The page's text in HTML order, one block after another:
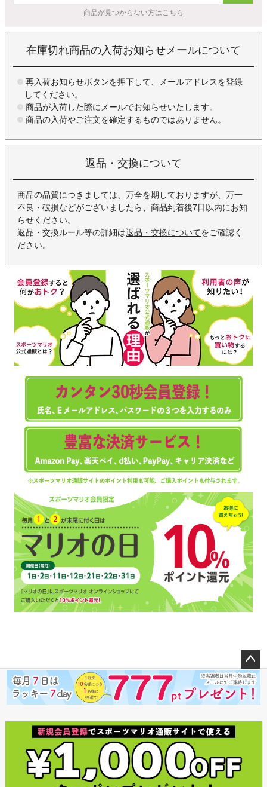
商品が見つからない方はこちら
在庫切れ商品の入荷お知らせメールについて
再入荷お知らせボタンを押下して、メールアドレスを登録
してください。
商品が入荷した際にメールでお知らせいたします。
商品の入荷やご注文を確定するものではありません。
返品・交換について
商品の品質につきましては、万全を期しておりますが、万一
不良・破損などがございましたら、商品到着後7日以内にお知
らせください。
返品・交換ルール等の詳細は返品・交換についてをご確認く
ださい。
ペー
ジト
ップ